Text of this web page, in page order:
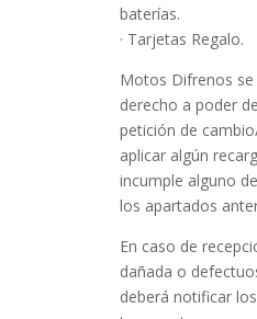
baterías.
· Tarjetas Regalo.
Motos Difrenos se
derecho a poder
petición de
aplicar algún
incumple alguno
los apartados
En caso de
dañada o
deberá notificar